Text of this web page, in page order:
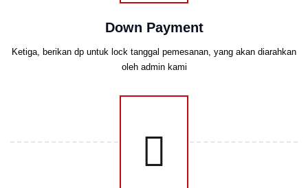
Down Payment
Ketiga, berikan dp untuk lock tanggal pemesanan, yang akan diarahkan
oleh admin kami